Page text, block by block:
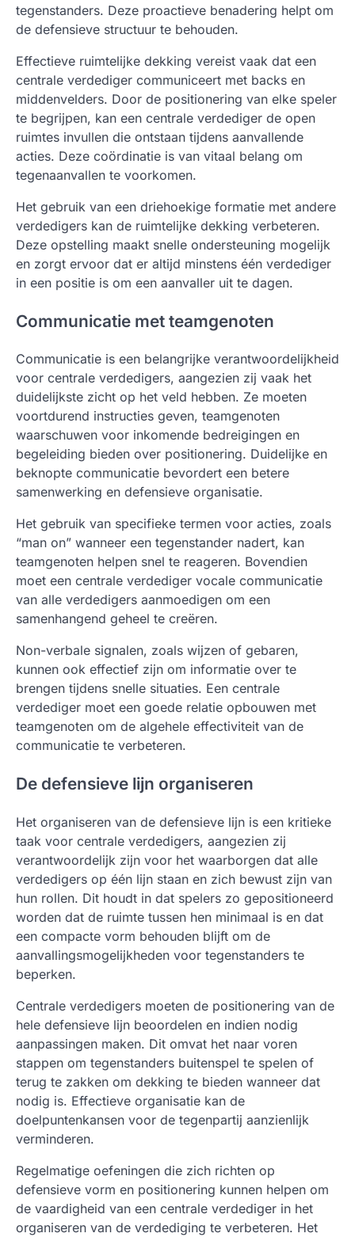
tegenstanders. Deze proactieve benadering helpt om
de defensieve structuur te behouden.
Effectieve ruimtelijke dekking vereist vaak dat een
centrale verdediger communiceert met backs en
middenvelders. Door de positionering van elke speler
te begrijpen, kan een centrale verdediger de open
ruimtes invullen die ontstaan tijdens aanvallende
acties. Deze coördinatie is van vitaal belang om
tegenaanvallen te voorkomen.
Het gebruik van een driehoekige formatie met andere
verdedigers kan de ruimtelijke dekking verbeteren.
Deze opstelling maakt snelle ondersteuning mogelijk
en zorgt ervoor dat er altijd minstens één verdediger
in een positie is om een aanvaller uit te dagen.
Communicatie met teamgenoten
Communicatie is een belangrijke verantwoordelijkheid
voor centrale verdedigers, aangezien zij vaak het
duidelijkste zicht op het veld hebben. Ze moeten
voortdurend instructies geven, teamgenoten
waarschuwen voor inkomende bedreigingen en
begeleiding bieden over positionering. Duidelijke en
beknopte communicatie bevordert een betere
samenwerking en defensieve organisatie.
Het gebruik van specifieke termen voor acties, zoals
“man on” wanneer een tegenstander nadert, kan
teamgenoten helpen snel te reageren. Bovendien
moet een centrale verdediger vocale communicatie
van alle verdedigers aanmoedigen om een
samenhangend geheel te creëren.
Non-verbale signalen, zoals wijzen of gebaren,
kunnen ook effectief zijn om informatie over te
brengen tijdens snelle situaties. Een centrale
verdediger moet een goede relatie opbouwen met
teamgenoten om de algehele effectiviteit van de
communicatie te verbeteren.
De defensieve lijn organiseren
Het organiseren van de defensieve lijn is een kritieke
taak voor centrale verdedigers, aangezien zij
verantwoordelijk zijn voor het waarborgen dat alle
verdedigers op één lijn staan en zich bewust zijn van
hun rollen. Dit houdt in dat spelers zo gepositioneerd
worden dat de ruimte tussen hen minimaal is en dat
een compacte vorm behouden blijft om de
aanvallingsmogelijkheden voor tegenstanders te
beperken.
Centrale verdedigers moeten de positionering van de
hele defensieve lijn beoordelen en indien nodig
aanpassingen maken. Dit omvat het naar voren
stappen om tegenstanders buitenspel te spelen of
terug te zakken om dekking te bieden wanneer dat
nodig is. Effectieve organisatie kan de
doelpuntenkansen voor de tegenpartij aanzienlijk
verminderen.
Regelmatige oefeningen die zich richten op
defensieve vorm en positionering kunnen helpen om
de vaardigheid van een centrale verdediger in het
organiseren van de verdediging te verbeteren. Het